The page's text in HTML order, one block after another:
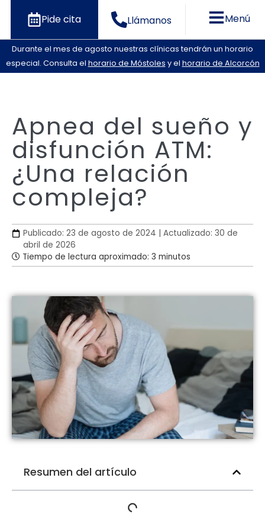
Llámanos
Pide cita Menú
Durante el mes de agosto nuestras clínicas tendrán un horario
especial. Consulta el horario de Móstoles y el horario de Alcorcón
Apnea del sueño y
disfunción ATM:
¿Una relación
compleja?
Publicado: 23 de agosto de 2024 | Actualizado: 30 de
abril de 2026
Tiempo de lectura aproximado: 3 minutos
Resumen del artículo